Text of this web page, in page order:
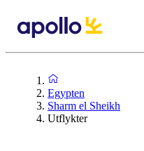
Egypten
Sharm el Sheikh
Utflykter